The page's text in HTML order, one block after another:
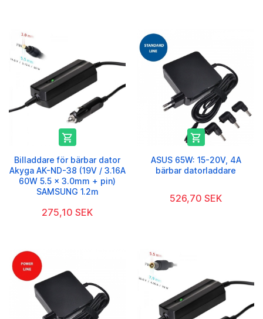

Billaddare för bärbar dator
Akyga AK-ND-38 (19V / 3.16A
60W 5.5 x 3.0mm + pin)
SAMSUNG 1.2m
275,10 SEK

ASUS 65W: 15-20V, 4A
bärbar datorladdare
526,70 SEK